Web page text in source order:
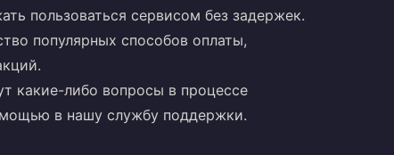
пользоваться сервисом без задержек.
популярных способов оплаты,
какие-либо вопросы в процессе
в нашу службу поддержки.